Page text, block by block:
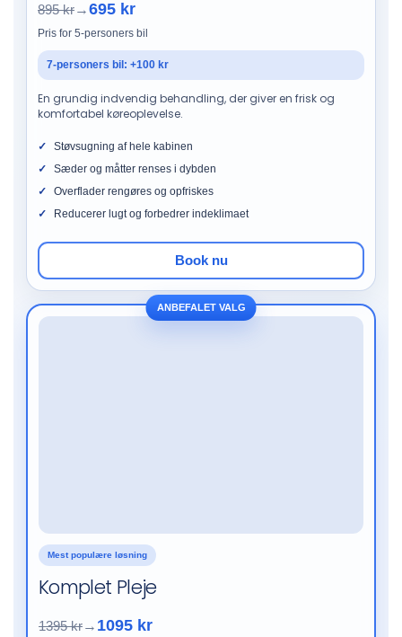
895 kr→695 kr
Pris for 5-personers bil
7-personers bil: +100 kr
En grundig indvendig behandling, der giver en frisk og
komfortabel køreoplevelse.
Støvsugning af hele kabinen
Sæder og måtter renses i dybden
Overflader rengøres og opfriskes
Reducerer lugt og forbedrer indeklimaet
Book nu
ANBEFALET VALG
Mest populære løsning
Komplet Pleje
1395 kr→ 1095 kr